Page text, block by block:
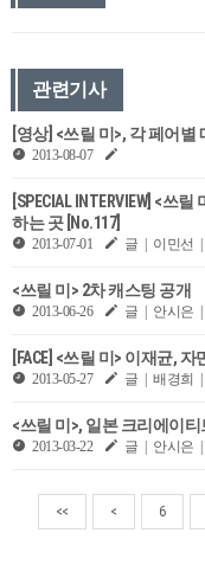
관련기사
[영상] <쓰릴 미>, 각 페어
2013-08-07
[SPECIAL INTERVIEW] <
하는 곳 [No.117]
2013-07-01 글 | 이민선 |
<쓰릴 미> 2차 캐스팅 공개
2013-06-26 글 | 안시은
[FACE] <쓰릴 미> 이재균,
2013-05-27 글 | 배경희 |
<쓰릴 미>, 일본 크리에이
2013-03-22 글 | 안시은
<< < 6